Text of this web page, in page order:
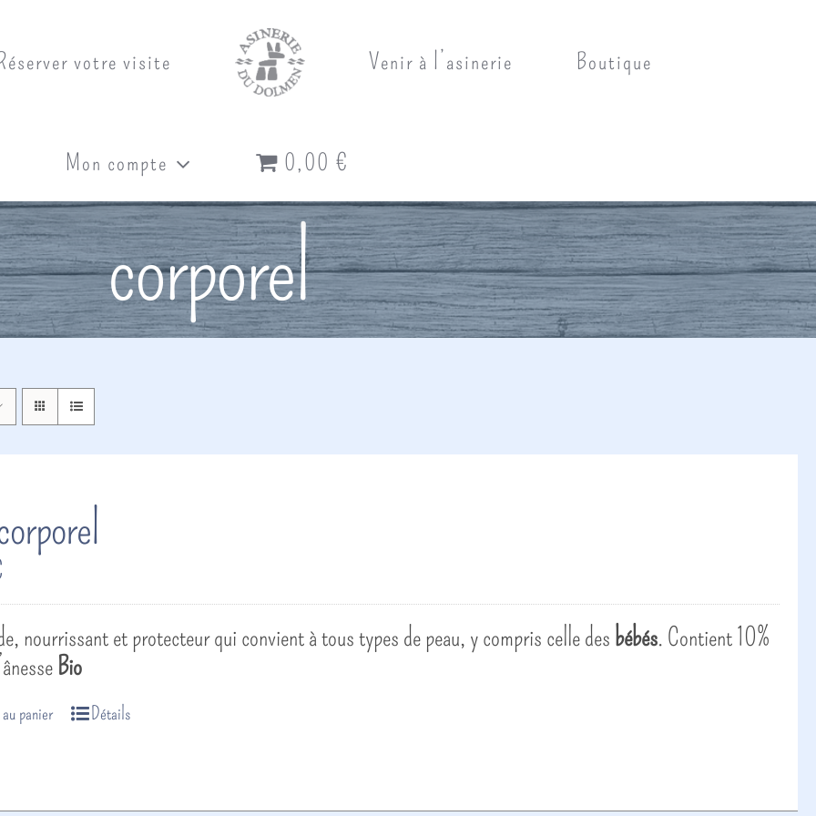
votre visite Venir à l’asinerie Boutique
Mon compte 0,00 €
corporel
nourrissant et protecteur qui convient à tous types de peau, y compris celle des bébés. Contient 10%
Bio
panier Détails